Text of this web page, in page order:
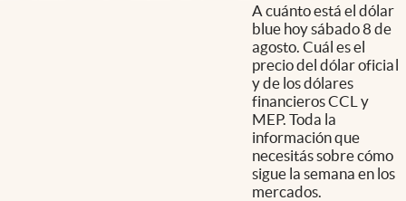
A cuánto está el dólar
blue hoy sábado 8 de
agosto. Cuál es el
precio del dólar oficial
y de los dólares
financieros CCL y
MEP. Toda la
información que
necesitás sobre cómo
sigue la semana en los
mercados.